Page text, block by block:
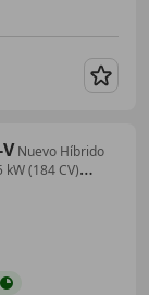
Nuevo Híbrido
(184 CV)